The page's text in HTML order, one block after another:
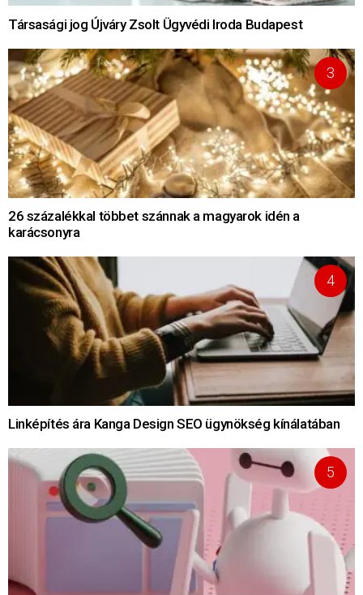
Társasági jog Újváry Zsolt Ügyvédi Iroda Budapest
26 százalékkal többet szánnak a magyarok idén a
karácsonyra
Linképítés ára Kanga Design SEO ügynökség kínálatában